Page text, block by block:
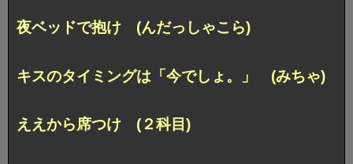
夜ベッドで抱け (んだっしゃこら)
キスのタイミングは「今でしょ。」 (みちゃ)
ええから席つけ (２科目)